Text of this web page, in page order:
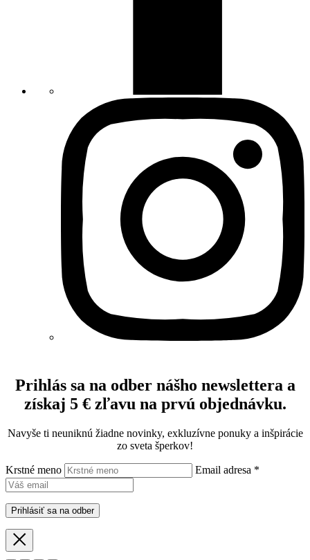
Prihlás sa na odber nášho newslettera a
získaj 5 € zľavu na prvú objednávku.
Navyše ti neuniknú žiadne novinky, exkluzívne ponuky a inšpirácie
zo sveta šperkov!
Krstné meno Email adresa *